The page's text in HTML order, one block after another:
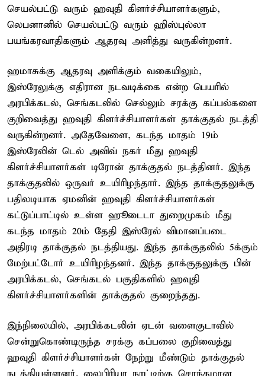
செயல்பட்டு வரும் ஹவுதி கிளர்ச்சியாளர்களும்,
லெபனானில் செயல்பட்டு வரும் ஹிஸ்புல்லா
பயங்கரவாதிகளும் ஆதரவு அளித்து வருகின்றனர்.
ஹமாசுக்கு ஆதரவு அளிக்கும் வகையிலும்,
இஸ்ரேலுக்கு எதிரான நடவடிக்கை என்ற பெயரில்
அரபிக்கடல், செங்கடலில் செல்லும் சரக்கு கப்பல்களை
குறிவைத்து ஹவுதி கிளர்ச்சியாளர்கள் தாக்குதல் நடத்தி
வருகின்றனர். அதேவேளை, கடந்த மாதம் 19ம்
இஸ்ரேலின் டெல் அவிவ் நகர் மீது ஹவுதி
கிளர்ச்சியாளர்கள் டிரோன் தாக்குதல் நடத்தினர். இந்த
தாக்குதலில் ஒருவர் உயிரிழந்தார். இந்த தாக்குதலுக்கு
பதிலடியாக ஏமனின் ஹவுதி கிளர்ச்சியாளர்கள்
கட்டுப்பாட்டில் உள்ள ஹூடைடா துறைமுகம் மீது
கடந்த மாதம் 20ம் தேதி இஸ்ரேல் விமானப்படை
அதிரடி தாக்குதல் நடத்தியது. இந்த தாக்குதலில் 5க்கும்
மேற்பட்டோர் உயிரிழந்தனர். இந்த தாக்குதலுக்கு பின்
அரபிக்கடல், செங்கடல் பகுதிகளில் ஹவுதி
கிளர்ச்சியாளர்களின் தாக்குதல் குறைந்தது.
இந்நிலையில், அரபிக்கடலின் ஏடன் வளைகுடாவில்
சென்றுகொண்டிருந்த சரக்கு கப்பலை குறிவைத்து
ஹவுதி கிளர்ச்சியாளர்கள் நேற்று மீண்டும் தாக்குதல்